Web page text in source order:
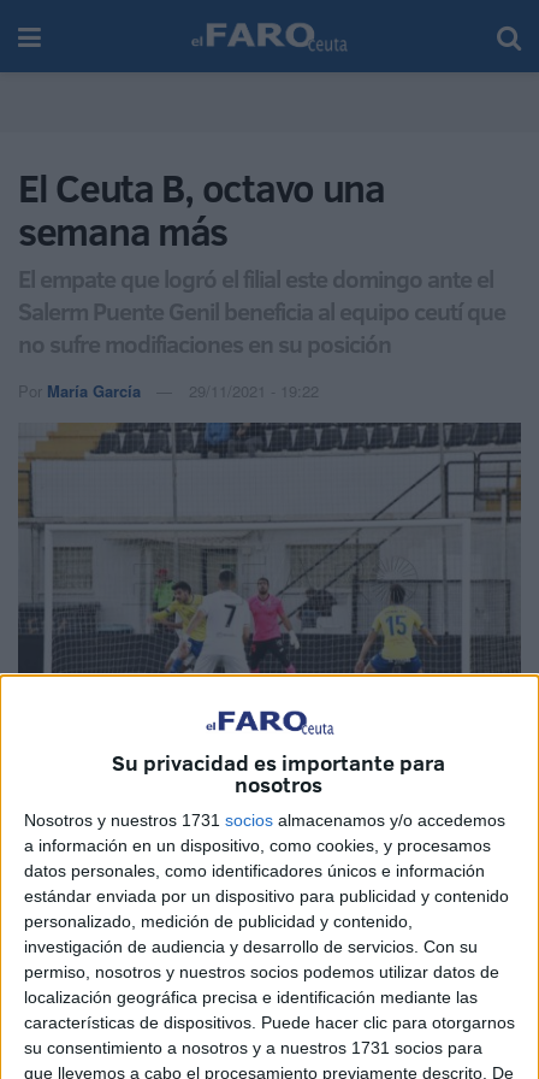
Su privacidad es importante para
nosotros
Nosotros y nuestros 1731 socios almacenamos y/o accedemos
a información en un dispositivo, como cookies, y procesamos
datos personales, como identificadores únicos e información
estándar enviada por un dispositivo para publicidad y contenido
personalizado, medición de publicidad y contenido,
investigación de audiencia y desarrollo de servicios. Con su
permiso, nosotros y nuestros socios podemos utilizar datos de
localización geográfica precisa e identificación mediante las
características de dispositivos. Puede hacer clic para otorgarnos
su consentimiento a nosotros y a nuestros 1731 socios para
que llevemos a cabo el procesamiento previamente descrito. De
El Ceuta B, octavo una
semana más
El empate que logró el filial este domingo ante el
Salerm Puente Genil beneficia al equipo ceutí que
no sufre modifiaciones en su posición
Por María García 29/11/2021 - 19:22
Imagen de archivo
Unempate ante el Salerm Puente Genil, el pasado
domingo, ha servido alCeuta Bpara sacar un punto en su
decimotercera jornada de lacompetición. Un resultado
que permite a los caballas seguir respirando con
tranquilidad y consiguiendo la confianza para lograr el
objetivo de permanecer en la categoría.